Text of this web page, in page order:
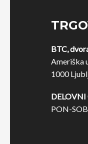
BTC,
Ameriška
1000
DELOVNI
PON-